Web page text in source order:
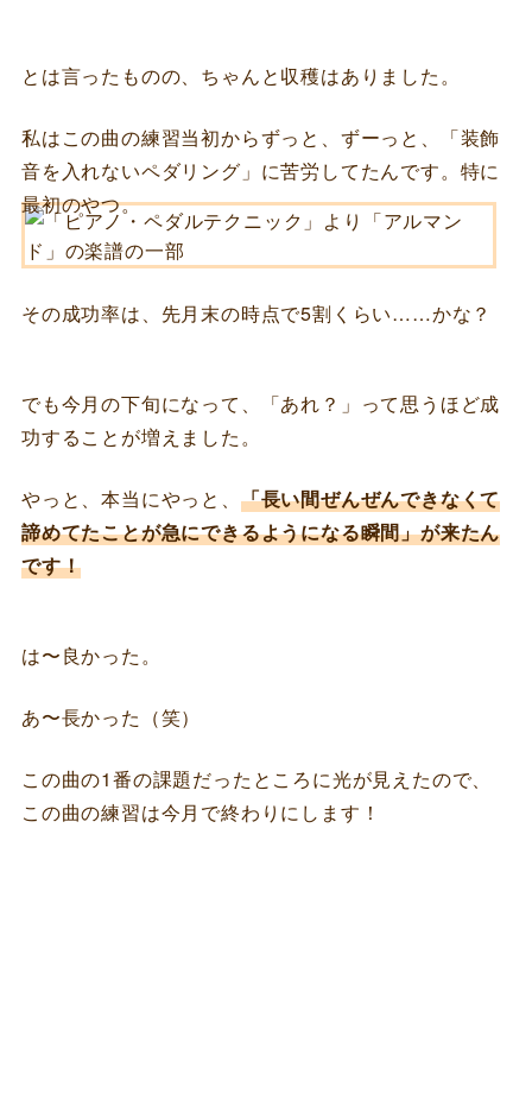
とは言ったものの、ちゃんと収穫はありました。
私はこの曲の練習当初からずっと、ずーっと、「装飾
音を入れないペダリング」に苦労してたんです。特に
最初のやつ。
その成功率は、先月末の時点で5割くらい……かな？
でも今月の下旬になって、「あれ？」って思うほど成
功することが増えました。
やっと、本当にやっと、 「長い間ぜんぜんできなくて
諦めてたことが急にできるようになる瞬間」が来たん
です！
は〜良かった。
あ〜長かった（笑）
この曲の1番の課題だったところに光が見えたので、
この曲の練習は今月で終わりにします！